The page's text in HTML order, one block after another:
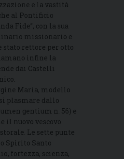
e la vastità
al Pontificio
Fide”, con la sua
missionario e
stato rettore per otto
infine la
dai Castelli
Maria, modello
plasmare dallo
gentium n. 56) e
il nuovo vescovo
Le sette punte
Spirito Santo
fortezza, scienza,